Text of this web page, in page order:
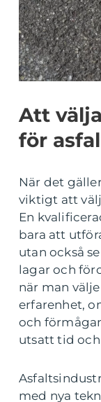
Att
för
När det
viktigt att
En
bara att
utan också
lagar och
när man
erfarenhet,
och
utsatt tid
med nya